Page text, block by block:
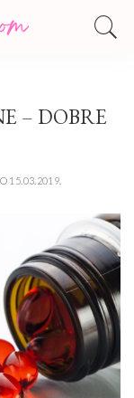
– DOBRE
15.03.2019.